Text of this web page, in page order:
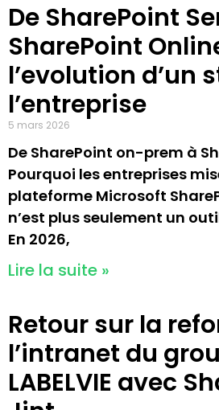
De SharePoint
SharePoint
l’evolution d’un
l’entreprise
5 mars 2026
De SharePoint on-prem à
Pourquoi les entreprises
plateforme Microsoft
n’est plus seulement un
En 2026,
Lire la suite »
Retour sur la
l’intranet du
LABELVIE avec